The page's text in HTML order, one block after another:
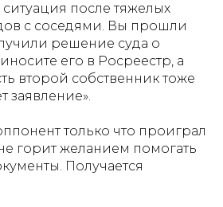
ситуация после тяжелых
с соседями. Вы прошли
решение суда о
его в Росреестр, а
второй собственник тоже
заявление».
только что проиграл
горит желанием помогать
Получается